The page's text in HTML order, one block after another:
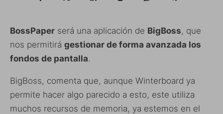
BossPaper será una aplicación de BigBoss, que
nos permitirá gestionar de forma avanzada los
fondos de pantalla.
BigBoss, comenta que, aunque Winterboard ya
permite hacer algo parecido a esto, este utiliza
muchos recursos de memoria, ya estemos en el